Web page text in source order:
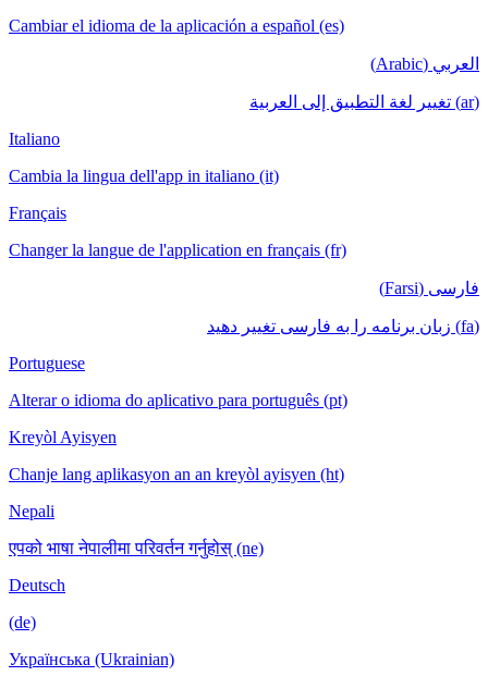
Cambiar el idioma de la aplicación a español (es)
العربي (Arabic)
(ar) تغيير لغة التطبيق إلى العربية
Italiano
Cambia la lingua dell'app in italiano (it)
Français
Changer la langue de l'application en français (fr)
فارسی (Farsi)
(fa) زبان برنامه را به فارسی تغییر دهید
Portuguese
Alterar o idioma do aplicativo para português (pt)
Kreyòl Ayisyen
Chanje lang aplikasyon an an kreyòl ayisyen (ht)
Nepali
एपको भाषा नेपालीमा परिवर्तन गर्नुहोस् (ne)
Deutsch
(de)
Українська (Ukrainian)